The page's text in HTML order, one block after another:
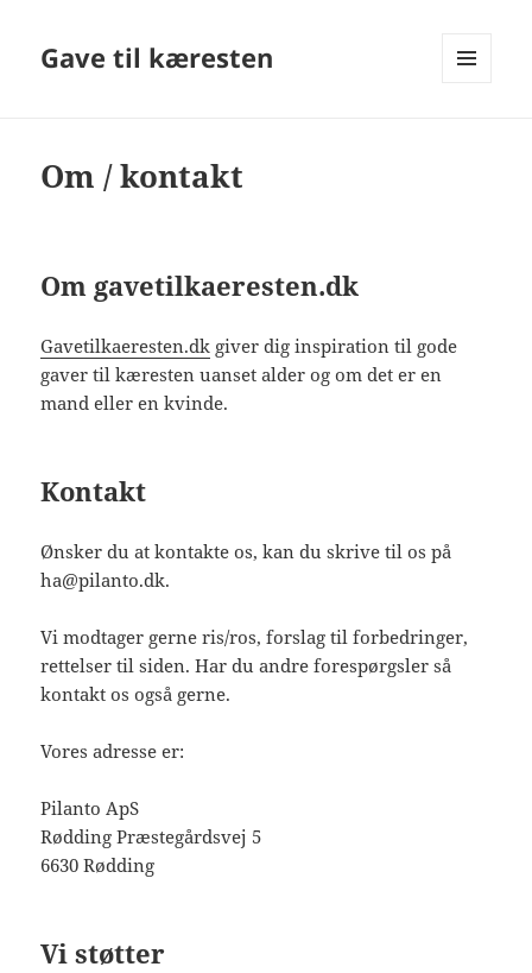
Gave til kæresten
Om / kontakt
Om gavetilkaeresten.dk
Gavetilkaeresten.dk giver dig inspiration til gode
gaver til kæresten uanset alder og om det er en
mand eller en kvinde.
Kontakt
Ønsker du at kontakte os, kan du skrive til os på
ha@pilanto.dk.
Vi modtager gerne ris/ros, forslag til forbedringer,
rettelser til siden. Har du andre forespørgsler så
kontakt os også gerne.
Vores adresse er:
Pilanto ApS
Rødding Præstegårdsvej 5
6630 Rødding
Vi støtter